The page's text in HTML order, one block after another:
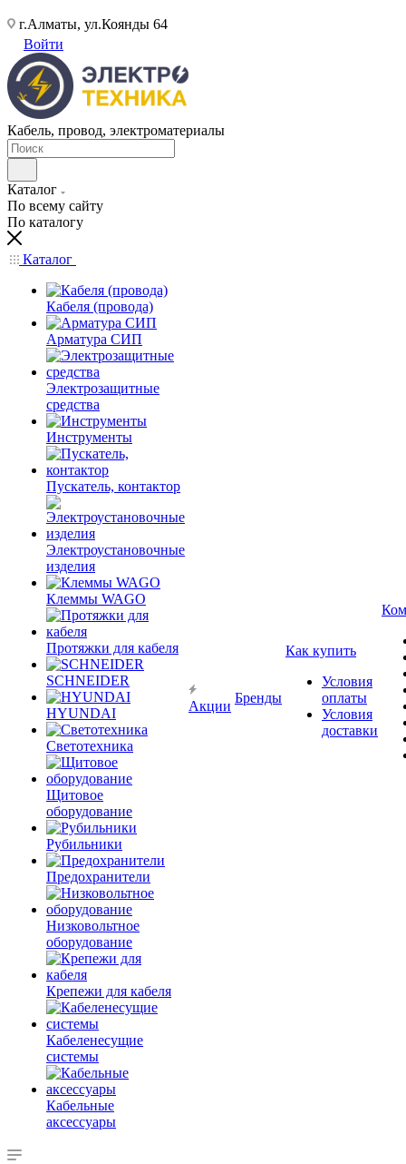
г.Алматы, ул.Коянды 64
Войти
Кабель, провод, электроматериалы
Каталог
По всему сайту
По каталогу
Каталог
Кабеля (провода)
Арматура СИП
Электрозащитные
средства
Инструменты
Пускатель, контактор
Электроустановочные
изделия
Клеммы WAGO
Протяжки для кабеля
SCHNEIDER
HYUNDAI
Светотехника
Щитовое
оборудование
Рубильники
Предохранители
Низковольтное
оборудование
Крепежи для кабеля
Кабеленесущие
системы
Кабельные
аксессуары
Акции
Бренды
Как купить
Условия
оплаты
Условия
доставки